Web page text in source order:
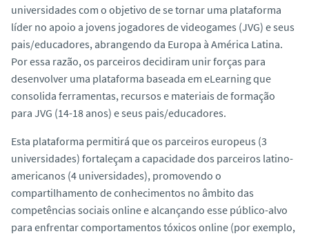
universidades com o objetivo de se tornar uma plataforma
líder no apoio a jovens jogadores de videogames (JVG) e seus
pais/educadores, abrangendo da Europa à América Latina.
Por essa razão, os parceiros decidiram unir forças para
desenvolver uma plataforma baseada em eLearning que
consolida ferramentas, recursos e materiais de formação
para JVG (14-18 anos) e seus pais/educadores.
Esta plataforma permitirá que os parceiros europeus (3
universidades) fortaleçam a capacidade dos parceiros latino-
americanos (4 universidades), promovendo o
compartilhamento de conhecimentos no âmbito das
competências sociais online e alcançando esse público-alvo
para enfrentar comportamentos tóxicos online (por exemplo,